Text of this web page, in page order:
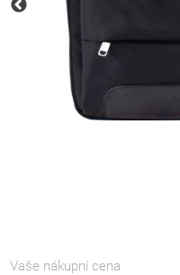
Vaše nákupní cena